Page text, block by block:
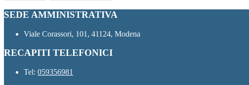
SEDE AMMINISTRATIVA
Viale Corassori, 101, 41124, Modena
RECAPITI TELEFONICI
Tel: 059356981